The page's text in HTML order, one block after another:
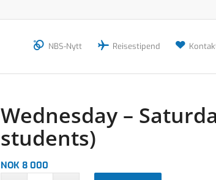
NBS-Nytt Reisestipend
Wednesday –
students)
NOK 8 000